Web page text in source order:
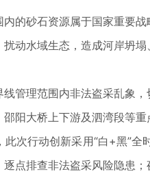
砂石资源属于国家重要战
动水域生态，造成河岸坍
理范围内非法盗采乱象，
阳大桥上下游及泗湾段等
行动创新采用“白+黑”全
点排查非法盗采风险隐患